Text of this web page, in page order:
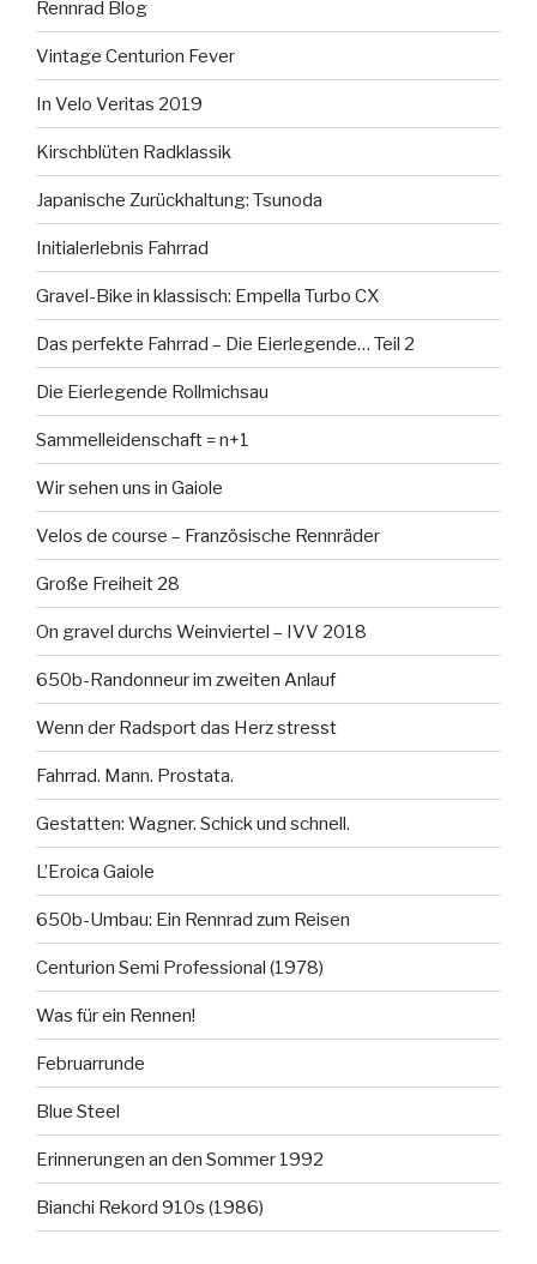
Rennrad Blog
Vintage Centurion Fever
In Velo Veritas 2019
Kirschblüten Radklassik
Japanische Zurückhaltung: Tsunoda
Initialerlebnis Fahrrad
Gravel-Bike in klassisch: Empella Turbo CX
Das perfekte Fahrrad – Die Eierlegende… Teil 2
Die Eierlegende Rollmichsau
Sammelleidenschaft = n+1
Wir sehen uns in Gaiole
Velos de course – Französische Rennräder
Große Freiheit 28
On gravel durchs Weinviertel – IVV 2018
650b-Randonneur im zweiten Anlauf
Wenn der Radsport das Herz stresst
Fahrrad. Mann. Prostata.
Gestatten: Wagner. Schick und schnell.
L’Eroica Gaiole
650b-Umbau: Ein Rennrad zum Reisen
Centurion Semi Professional (1978)
Was für ein Rennen!
Februarrunde
Blue Steel
Erinnerungen an den Sommer 1992
Bianchi Rekord 910s (1986)